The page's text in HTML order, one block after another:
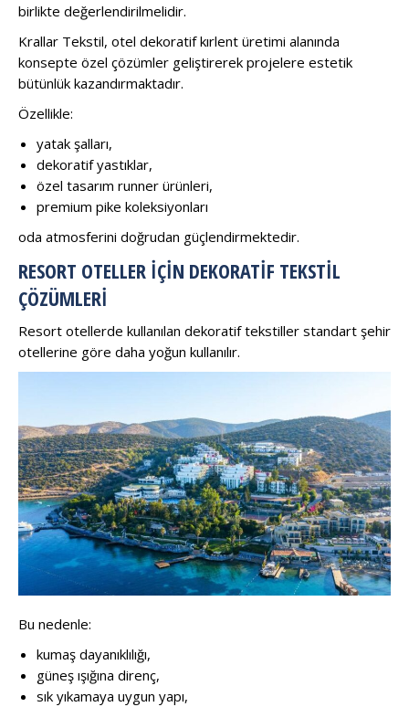
birlikte değerlendirilmelidir.
Krallar Tekstil, otel dekoratif kırlent üretimi alanında
konsepte özel çözümler geliştirerek projelere estetik
bütünlük kazandırmaktadır.
Özellikle:
yatak şalları,
dekoratif yastıklar,
özel tasarım runner ürünleri,
premium pike koleksiyonları
oda atmosferini doğrudan güçlendirmektedir.
RESORT OTELLER İÇIN DEKORATIF TEKSTIL
ÇÖZÜMLERI
Resort otellerde kullanılan dekoratif tekstiller standart şehir
otellerine göre daha yoğun kullanılır.
Bu nedenle:
kumaş dayanıklılığı,
güneş ışığına direnç,
sık yıkamaya uygun yapı,